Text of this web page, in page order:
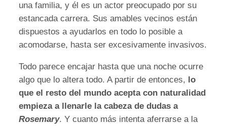
una familia, y él es un actor preocupado por su
estancada carrera. Sus amables vecinos están
dispuestos a ayudarlos en todo lo posible a
acomodarse, hasta ser excesivamente invasivos.
Todo parece encajar hasta que una noche ocurre
algo que lo altera todo. A partir de entonces, lo
que el resto del mundo acepta con naturalidad
empieza a llenarle la cabeza de dudas a
Rosemary. Y cuanto más intenta aferrarse a la